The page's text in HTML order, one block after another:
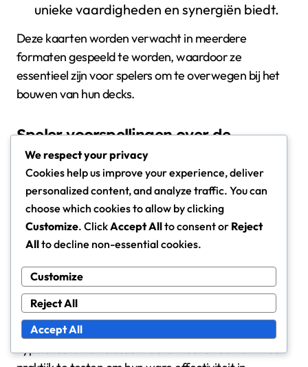
unieke vaardigheden en synergiën biedt.
Deze kaarten worden verwacht in meerdere
formaten gespeeld te worden, waardoor ze
essentieel zijn voor spelers om te overwegen bij het
bouwen van hun decks.
Speler voorspellingen over de
effectiviteit van kaarten
Spelers zijn over het algemeen optimistisch over de
impact van bepaalde prerelease-kaarten, vooral die
welke hiaten in huidige strategieën opvullen. Velen
geloven dat kaarten met sterke synergiën zullen
leiden tot de opkomst van nieuwe deckarchetypes in
competitief spel.
Echter, sommige spelers waarschuwen tegen het
overwaarderen van prerelease-kaarten op basis van
hype alleen. Het is essentieel om deze kaarten in de
We respect your privacy
Cookies help us improve your experience, deliver
personalized content, and analyze traffic. You can
choose which cookies to allow by clicking
Customize. ClickAccept Allto consent or Reject
Allto decline non-essential cookies.
Customize
Reject All
Accept All